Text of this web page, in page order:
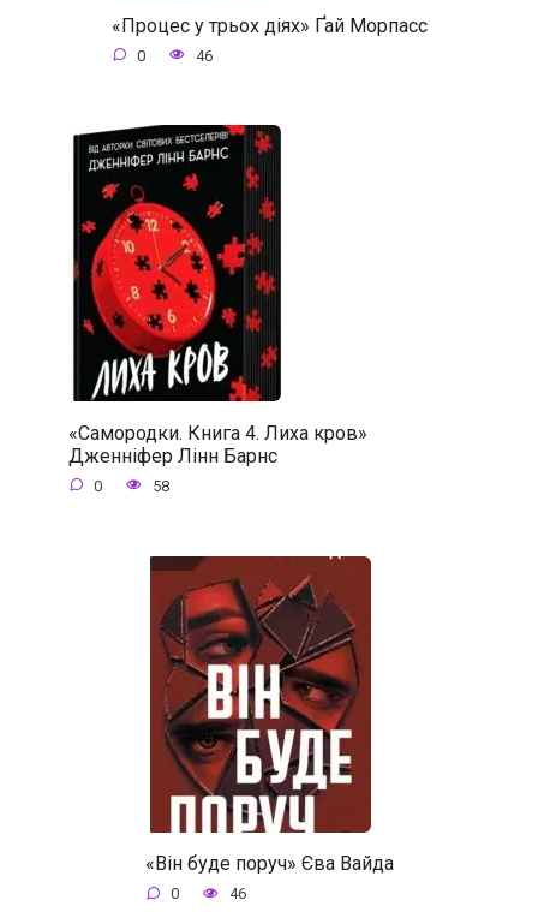
«Процес у трьох діях» Ґай Морпасс
0 46
«Самородки. Книга 4. Лиха кров»
Дженніфер Лінн Барнс
0 58
«Він буде поруч» Єва Вайда
0 46